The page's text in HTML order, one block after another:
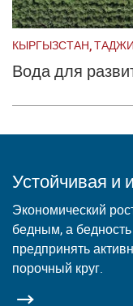
КЫРГЫЗСТАН,
Вода для
Устойчивая и
Экономический
бедным, а
предпринять
порочный круг.